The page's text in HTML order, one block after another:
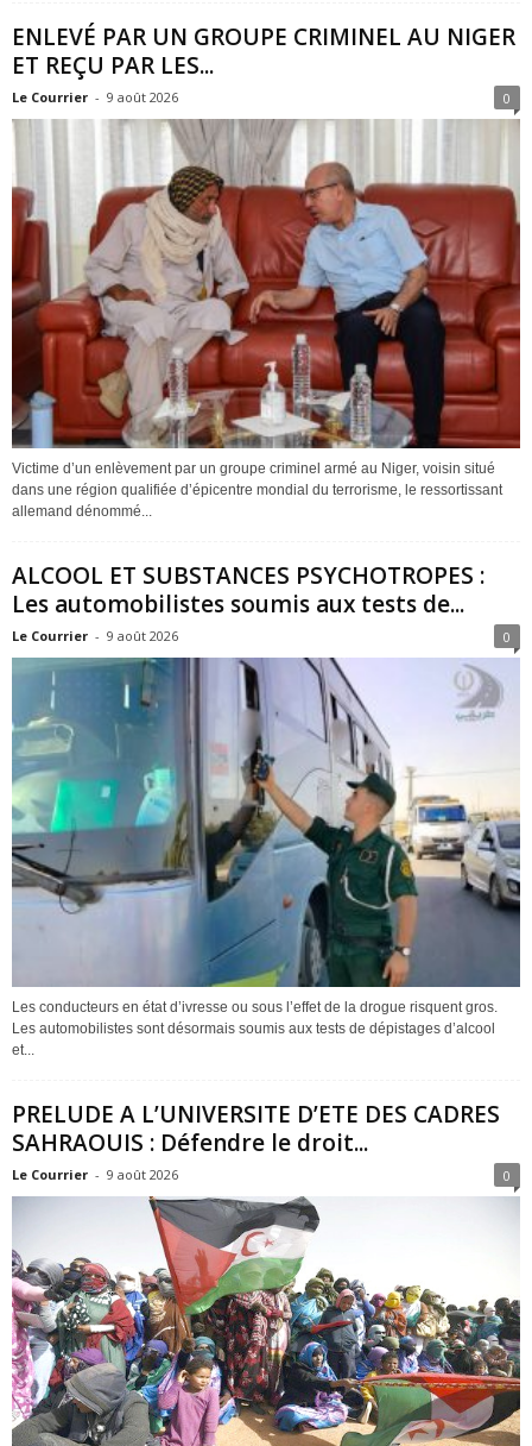
ENLEVÉ PAR UN GROUPE CRIMINEL AU NIGER
ET REÇU PAR LES...
Le Courrier - 9 août 2026 0
Victime d’un enlèvement par un groupe criminel armé au Niger, voisin situé
dans une région qualifiée d’épicentre mondial du terrorisme, le ressortissant
allemand dénommé...
ALCOOL ET SUBSTANCES PSYCHOTROPES :
Les automobilistes soumis aux tests de...
Le Courrier - 9 août 2026 0
Les conducteurs en état d’ivresse ou sous l’effet de la drogue risquent gros.
Les automobilistes sont désormais soumis aux tests de dépistages d’alcool
et...
PRELUDE A L’UNIVERSITE D’ETE DES CADRES
SAHRAOUIS : Défendre le droit...
Le Courrier - 9 août 2026 0